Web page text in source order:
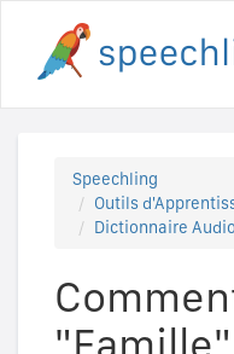
Speechling
Outils
Dictionnaire